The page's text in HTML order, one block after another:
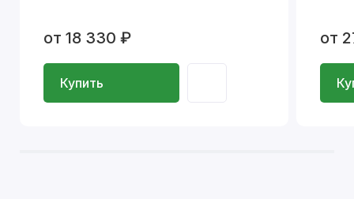
от 18 330 ₽
Купить
от